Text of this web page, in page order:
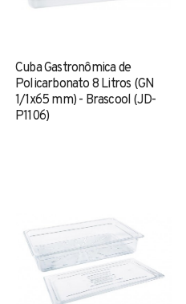
Cuba Gastronômica de
Policarbonato 8 Litros (GN
1/1x65 mm) - Brascool (JD-
P1106)